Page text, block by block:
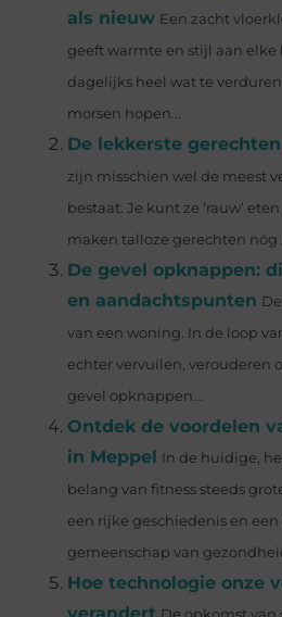
als nieuw Een zacht
geeft warmte en stijl aan
dagelijks heel wat te
morsen hopen...
De lekkerste
zijn misschien wel de meest
bestaat. Je kunt ze ‘rauw’
maken talloze gerechten nóg
De gevel opknappen:
en aandachtspunten
van een woning. In de loop
echter vervuilen, verouderen
gevel opknappen...
Ontdek de voordelen
in Meppel
In de huidige,
belang van fitness steeds
een rijke geschiedenis en
gemeenschap van
Hoe technologie onze